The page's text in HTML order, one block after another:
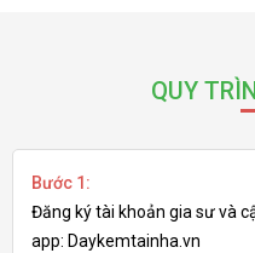
QUY
Bước 1:
Đăng ký tài khoản gia sư và
app: Daykemtainha.vn